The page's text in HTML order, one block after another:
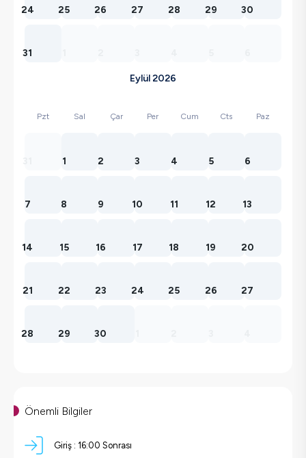
24 25 26 27 28 29 30
31
Eylül 2026
Pzt Sal Çar Per Cum Cts Paz
1 2 3 4 5 6
7 8 9 10 11 12 13
14 15 16 17 18 19 20
21 22 23 24 25 26 27
28 29 30
Önemli Bilgiler
Giriş : 16:00 Sonrası